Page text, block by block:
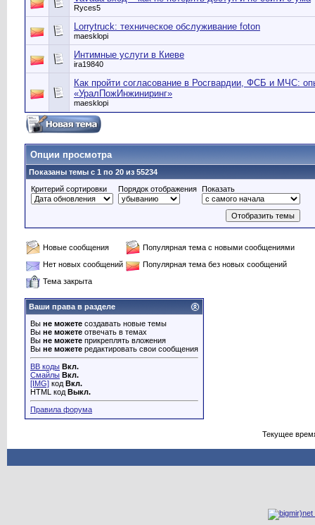
Ryces5
Lorrytruck: техническое обслуживание foton
maesklopi
Интимные услуги в Киеве
ira19840
Как пройти согласование в Росгвардии, ФСБ и МЧС:
«УралПожИнжиниринг»
maesklopi
Опции просмотра
Показаны темы с 1 по 20 из 55234
Критерий сортировки
Порядок отображения Показать
Новые сообщения
Популярная тема с новыми сообщениями
Нет новых сообщений
Популярная тема без новых сообщений
Тема закрыта
Ваши права в разделе
Вы не можете создавать новые темы
Вы не можете отвечать в темах
Вы не можете прикреплять вложения
Вы не можете редактировать свои сообщения
BB коды Вкл.
Смайлы Вкл.
[IMG] код Вкл.
HTML код Выкл.
Правила форума
Текущее